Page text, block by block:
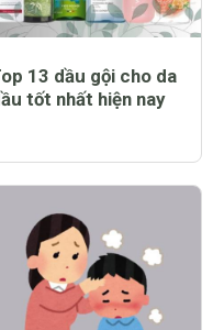
Top 13 dầu gội cho da
dầu tốt nhất hiện nay